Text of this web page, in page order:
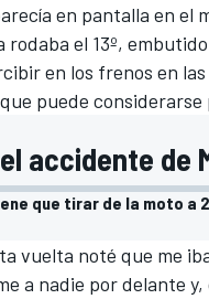
en pantalla en el
rodaba el 13º,
en los frenos en
puede
accidente de
que tirar de la moto a
vuelta noté que me
a nadie por delante